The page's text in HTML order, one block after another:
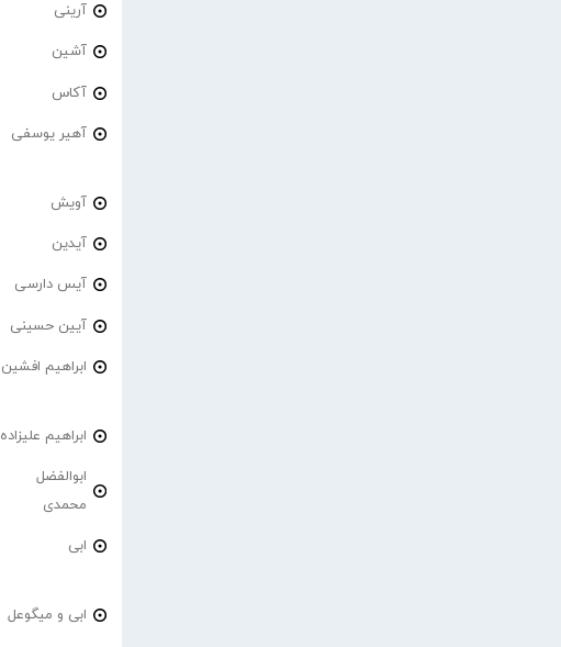
آرینی
آشین
آکاس
آهیر یوسفی
آویش
آیدین
آیس دارسی
آیین حسینی
ابراهیم افشین
ابراهیم علیزاده
ابوالفضل
محمدی
ابی
ابی و میگوعل